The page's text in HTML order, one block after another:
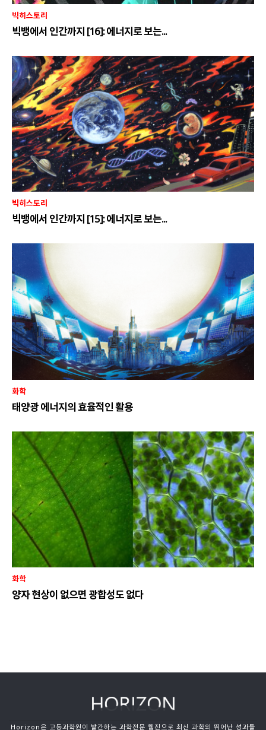
빅히스토리
빅뱅에서 인간까지 [16]: 에너지로 보는...
빅히스토리
빅뱅에서 인간까지 [15]: 에너지로 보는...
화학
태양광 에너지의 효율적인 활용
화학
양자 현상이 없으면 광합성도 없다
Horizon은 고등과학원이 발간하는 과학전문 웹진으로 최신 과학의 뛰어난 성과들